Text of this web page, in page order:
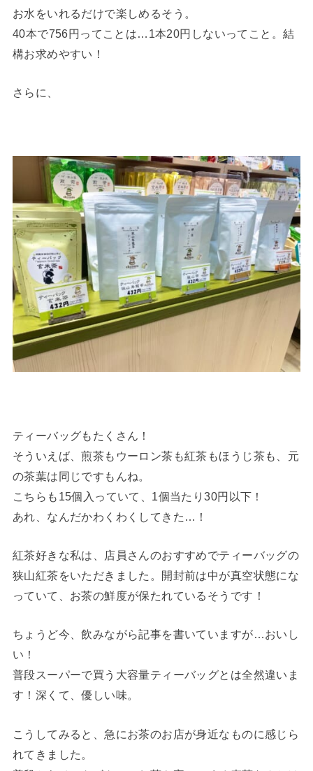
お水をいれるだけで楽しめるそう。
40本で756円ってことは…1本20円しないってこと。結
構お求めやすい！
さらに、
ティーバッグもたくさん！
そういえば、煎茶もウーロン茶も紅茶もほうじ茶も、元
の茶葉は同じですもんね。
こちらも15個入っていて、1個当たり30円以下！
あれ、なんだかわくわくしてきた…！
紅茶好きな私は、店員さんのおすすめでティーバッグの
狭山紅茶をいただきました。開封前は中が真空状態にな
っていて、お茶の鮮度が保たれているそうです！
ちょうど今、飲みながら記事を書いていますが…おいし
い！
普段スーパーで買う大容量ティーバッグとは全然違いま
す！深くて、優しい味。
こうしてみると、急にお茶のお店が身近なものに感じら
れてきました。